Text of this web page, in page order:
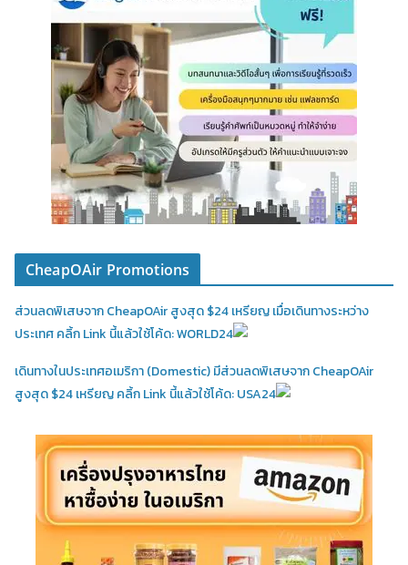
CheapOAir Promotions
ส่วนลดพิเสษจาก CheapOAir สูงสุด $24 เหรียญ เมื่อเดินทางระหว่าง
ประเทศ คลิ้ก Link นี้แล้วใช้โค้ด: WORLD24
เดินทางในประเทศอเมริกา (Domestic)มีส่วนลดพิเสษจาก CheapOAir
สูงสุด $24 เหรียญ คลิ้ก Link นี้แล้วใช้โค้ด: USA24